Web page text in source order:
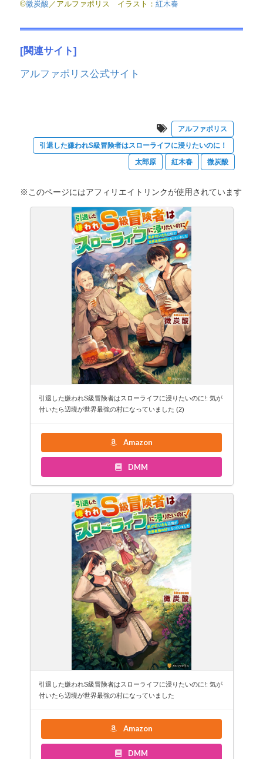
©微炭酸 ／アルファポリス イラスト： 紅木春
[関連サイト]
アルファポリス公式サイト
アルファポリス
引退した嫌われS級冒険者はスローライフに浸りたいのに！
太郎原
紅木春 微炭酸
※このページにはアフィリエイトリンクが使用されています
引退した嫌われS級冒険者はスローライフに浸りたいのに!: 気が
付いたら辺境が世界最強の村になっていました (2)
Amazon
DMM
引退した嫌われS級冒険者はスローライフに浸りたいのに!: 気が
付いたら辺境が世界最強の村になっていました
Amazon
DMM